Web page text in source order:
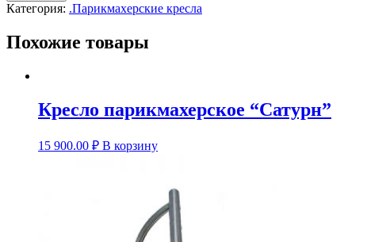
Категория: .Парикмахерские кресла
Похожие товары
Кресло парикмахерское “Сатурн”
15 900.00 ₽ В корзину